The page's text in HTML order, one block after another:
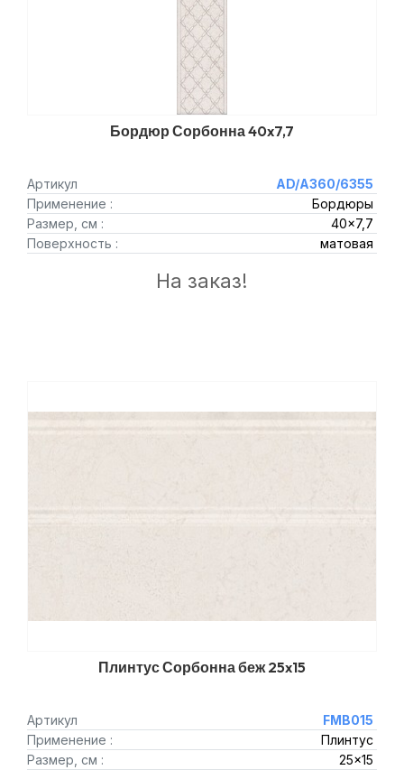
Бордюр Сорбонна 40x7,7
Артикул
AD/A360/6355
Применение :
Бордюры
Размер, см :
40x7,7
Поверхность :
матовая
На заказ!
Плинтус Сорбонна беж 25x15
Артикул
FMB015
Применение :
Плинтус
Размер, см :
25x15